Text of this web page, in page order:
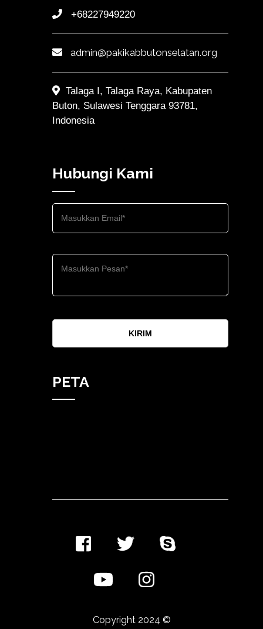
+68227949220
admin@pakikabbutonselatan.org
Talaga I, Talaga Raya, Kabupaten
Buton, Sulawesi Tenggara 93781,
Indonesia
Hubungi Kami
KIRIM
PETA
Copyright 2024 ©